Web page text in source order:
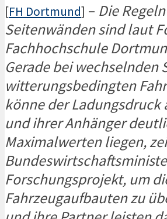
[FH Dortmund] – Die
Seitenwänden sind laut
Fachhochschule
Gerade bei
witterungsbedingten
könne der Ladungsdruck
und ihrer Anhänger
Maximalwerten liegen,
Forschungsprojekt, um
Fahrzeugaufbauten zu